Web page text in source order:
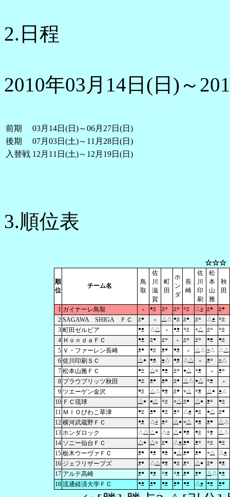
2.日程
2010年03月14日(日)～
前期
03月14日(日)～06月27日(日)
後期
07月03日(土)～11月28日(日)
入替戦 12月11日(土)～12月19日(日)
3.順位表
☆☆☆
順
位
チーム名
鳥
取
佐
川
滋
賀
町
田
ホ
ン
ダ
長
崎
佐
川
印
刷
松
本
山
雅
秋
田
1 ガイナーレ鳥取 × ●○ ○○ ○○ ○○ △○ ○● ○●
2 SAGAWA SHIGA ＦＣ ○● × △ △ ●○ ○● ○○ △ ● ○○
3 町田ゼルビア ●● △ △ × ●● ○○ ○△ ○○ ○○
4 ＨｏｎｄａＦＣ ●● ○● ○○ × ○○ ○○ ●● ●○
5 Ｖ・ファーレン長崎 ●● ●○ ●● ●● × △ △ ○△ △ △
6 佐川印刷ＳＣ △ ● ●● ● △ ●● △ △ × ●○ ○△
7 松本山雅ＦＣ ●○ △○ ●● ○○ ●△ ○● × ●○
8 ブラウブリッツ秋田 ●○ ●● ●● ○● △ △ ● △ ○● ×
9 ツエーゲン金沢 ●○ △ △ ●● ○● ○△ ○● △ ● ●△
10 ＦＣ琉球 △ ● ● △ ○○ ○△ ○● △ ● ●○ ●○
11 ＭＩＯびわこ草津 ●○ ●● ●○ ●○ △ ● ●○ ●△ ○●
12 横河武蔵野ＦＣ ●● △ ○ ●○ △ ● ○△ ●● ●● △ △
13 ホンダロック △ △ △ ● △○ △ ● ●● ●○ ○● △ △
14 ソニー仙台ＦＣ △ ● △ ○ ○● △ ● ●● ●○ ○○ ●○
15 栃木ウーヴァＦＣ ●● ●● ●● ●△ ●● ●● ○△ △ ●
16 ジェフリザーブズ ●● △ △ ●● ●○ ●○ △ ● ○● ●●
17 アルテ高崎 ●● ●● ○● ○● ●● ●● △ △ ●●
18 流通経済大学ＦＣ ●● ●● ●● ●● ●● △ ● ●● ●●